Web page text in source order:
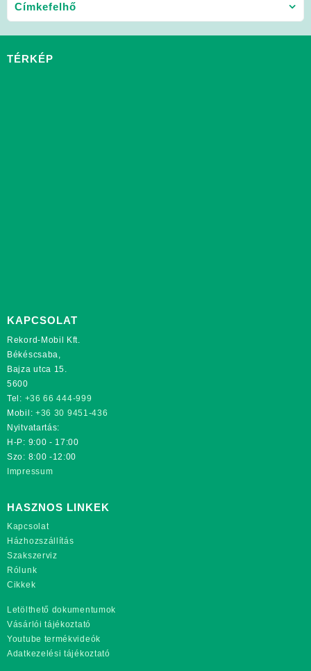
Címkefelhő
TÉRKÉP
KAPCSOLAT
Rekord-Mobil Kft.
Békéscsaba,
Bajza utca 15.
5600
Tel: +36 66 444-999
Mobil: +36 30 9451-436
Nyitvatartás:
H-P: 9:00 - 17:00
Szo: 8:00 -12:00
Impressum
HASZNOS LINKEK
Kapcsolat
Házhozszállítás
Szakszerviz
Rólunk
Cikkek
Letölthető dokumentumok
Vásárlói tájékoztató
Youtube termékvideók
Adatkezelési tájékoztató